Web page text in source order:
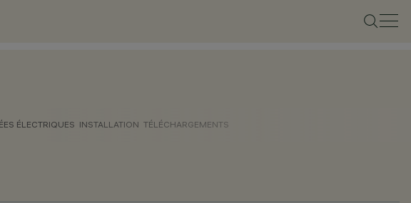
ÉLECTRIQUES INSTALLATION TÉLÉCHARGEMENTS